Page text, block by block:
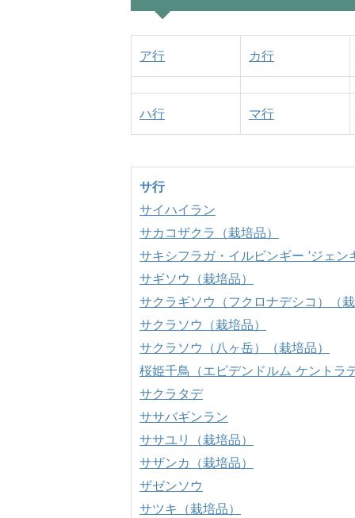
ア行 カ行
ハ行 マ行
サ行
サイハイラン
サカコザクラ（栽培品）
サキシフラガ・イルビンギー ’ジェン
サギソウ（栽培品）
サクラギソウ（フクロナデシコ）（栽
サクラソウ（栽培品）
サクラソウ（八ヶ岳）（栽培品）
桜姫千鳥（エピデンドルム ケントラ
サクラタデ
ササバギンラン
ササユリ（栽培品）
サザンカ（栽培品）
ザゼンソウ
サツキ（栽培品）